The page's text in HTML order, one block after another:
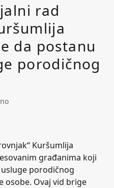
rad
da postanu
porodičnog
Kuršumlija
građanima koji
porodičnog
osobe. Ovaj vid brige